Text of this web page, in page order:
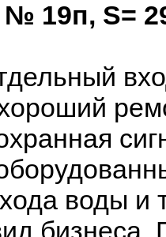
19п, S=
воды и
бизнеса.